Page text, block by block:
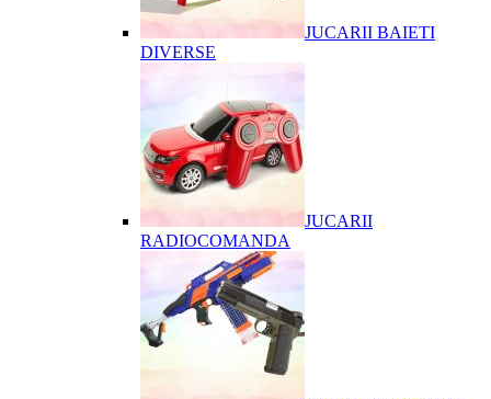
JUCARII BAIETI
DIVERSE
JUCARII
RADIOCOMANDA